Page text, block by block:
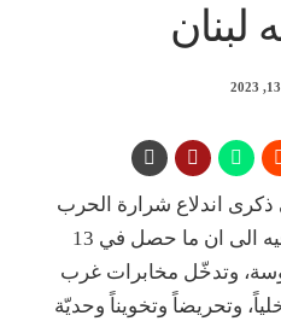
ذكرى اندلاع شرارة الحرب
الاهلية في لبنان بتعليق أشار فيه الى ان ما حصل في 13
مدروسة، وتدخّل مخابرات غرب
وتحريضاً وتخويناً وحديّة